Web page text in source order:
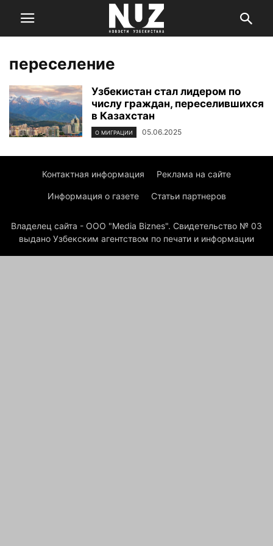
переселение
Узбекистан стал лидером по
числу граждан, переселившихся
в Казахстан
О МИГРАЦИИ 05.06.2025
Контактная информация Реклама на сайте
Информация о газете Статьи партнеров
Владелец сайта - ООО "Media Biznes". Свидетельство № 03
выдано Узбекским агентством по печати и информации